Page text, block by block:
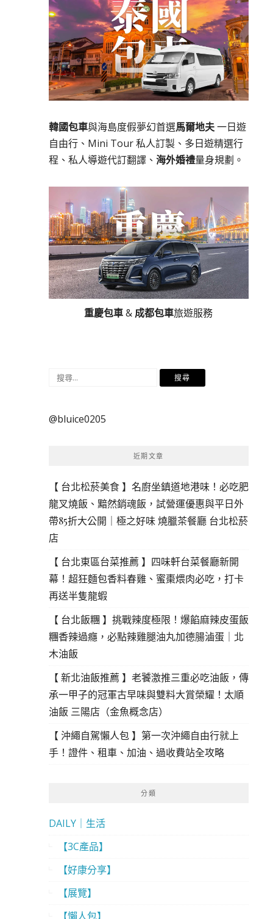
韓國包車與海島度假夢幻首選馬爾地夫一日遊
自由行、Mini Tour 私人訂製、多日遊精選行
程、私人導遊代訂翻譯、 海外婚禮量身規劃。
重慶包車& 成都包車旅遊服務
搜
鍵
@bluice0205
近期文章
【 台北松菸美食 】名廚坐鎮道地港味！必吃肥
龍叉燒飯、黯然銷魂飯，試營運優惠與平日外
帶85折大公開｜極之好味 燒臘茶餐廳 台北松菸
店
【 台北東區台菜推薦 】四味軒台菜餐廳新開
幕！超狂麵包香料春雞、蜜棗煨肉必吃，打卡
再送半隻龍蝦
【 台北飯糰 】挑戰辣度極限！爆餡麻辣皮蛋飯
糰香辣過癮，必點辣雞腿油丸加德腸滷蛋｜北
木油飯
【 新北油飯推薦 】老饕激推三重必吃油飯，傳
承一甲子的冠軍古早味與雙料大賞榮耀！太順
油飯 三陽店（金魚概念店）
【 沖繩自駕懶人包 】第一次沖繩自由行就上
手！證件、租車、加油、過收費站全攻略
分類
DAILY｜生活
【3C產品】
【好康分享】
【展覽】
【懶人包】